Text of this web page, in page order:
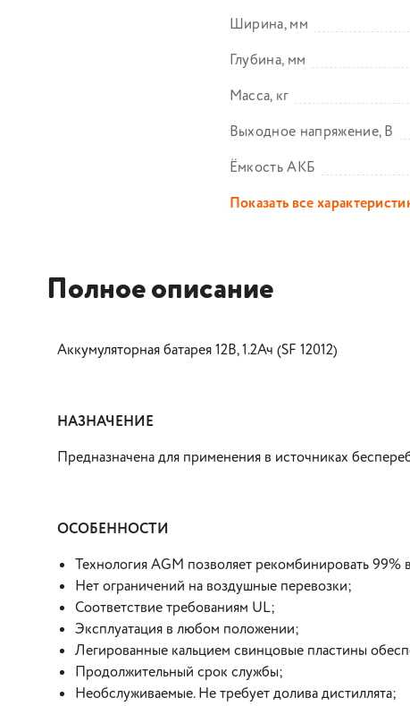
Ширина, мм
Глубина, мм
Масса, кг
Выходное напряжение, В
Ёмкость АКБ
Показать все
Полное описание
Аккумуляторная батарея 12В, 1.2Ач (SF 12012)
НАЗНАЧЕНИЕ
Предназначена для применения в источниках
ОСОБЕННОСТИ
Технология AGM позволяет рекомбинировать 99%
Нет ограничений на воздушные перевозки;
Соответствие требованиям UL;
Эксплуатация в любом положении;
Легированные кальцием свинцовые пластины
Продолжительный срок службы;
Необслуживаемые. Не требует долива дистиллята;